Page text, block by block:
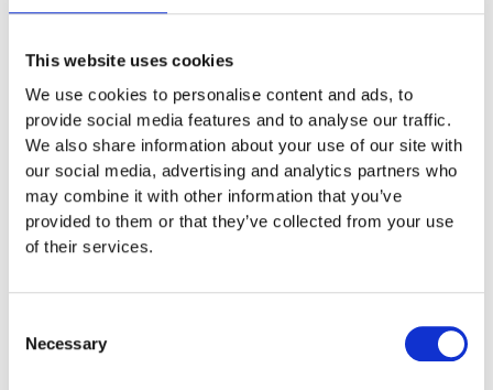
This website uses cookies
We use cookies to personalise content and ads, to
provide social media features and to analyse our traffic.
We also share information about your use of our site with
our social media, advertising and analytics partners who
may combine it with other information that you’ve
provided to them or that they’ve collected from your use
of their services.
Selection
Necessary
i marken så de kan med fördel
där det finns lediga ytor. När barnen
springer mellan klätterställningar och
FALLSKYDD & UNDERLAG
Fallskyddsmattor
Euroflex fallskyddsmatta 30
mm - för fallhöjd till och med
1 meter
Euroflex fallskyddsmatta 50
mm - för fallhöjd 1,5 meter
Euroflex fallskyddsmatta 60